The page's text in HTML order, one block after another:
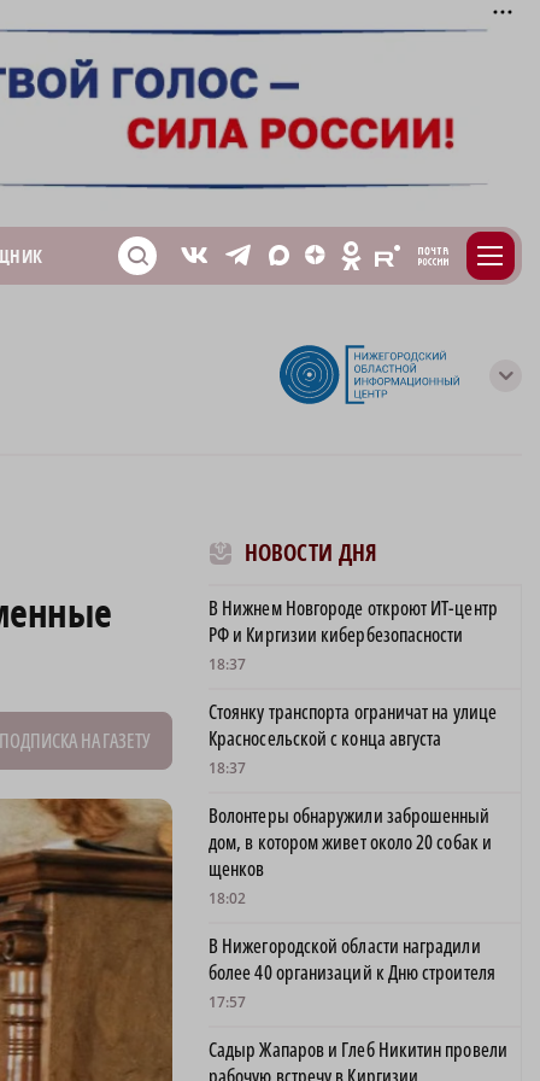
S V T X Z O E m
с
ПОДПИСКА НА ГАЗЕТУ
НОВОСТИ ДНЯ
В Нижнем Новгороде откроют ИТ-центр
РФ и Киргизии кибербезопасности
18:37
Стоянку транспорта ограничат на улице
Красносельской с конца августа
18:37
Волонтеры обнаружили заброшенный
дом, в котором живет около 20 собак и
щенков
18:02
В Нижегородской области наградили
более 40 организаций к Дню строителя
17:57
Садыр Жапаров и Глеб Никитин провели